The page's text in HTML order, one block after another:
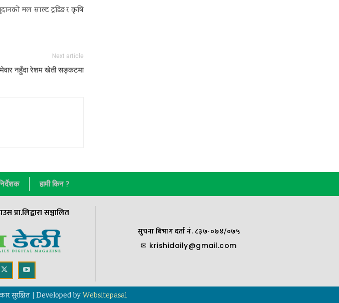
मल साल्ट ट्रडिङ र कृषि
Next article
नहुँदा रेशम खेती सङ्कटमा
हामी किन ?
प्रा.लिद्वारा सञ्चालित
सुचना बिभाग दर्ता नं. ८३७-०७४/०७५
✉ krishidaily@gmail.com
सुरक्षित | Developed byWebsitepasal